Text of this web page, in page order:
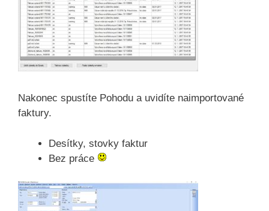
Nakonec spustíte Pohodu a uvidíte naimportované
faktury.
Desítky, stovky faktur
Bez práce